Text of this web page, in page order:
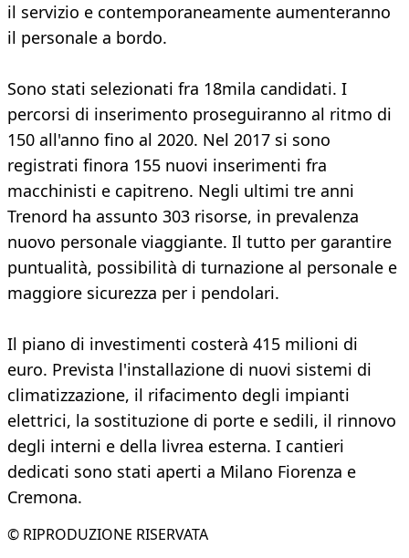
il servizio e contemporaneamente aumenteranno
il personale a bordo.
Sono stati selezionati fra 18mila candidati. I
percorsi di inserimento proseguiranno al ritmo di
150 all'anno fino al 2020. Nel 2017 si sono
registrati finora 155 nuovi inserimenti fra
macchinisti e capitreno. Negli ultimi tre anni
Trenord ha assunto 303 risorse, in prevalenza
nuovo personale viaggiante. Il tutto per garantire
puntualità, possibilità di turnazione al personale e
maggiore sicurezza per i pendolari.
Il piano di investimenti costerà 415 milioni di
euro. Prevista l'installazione di nuovi sistemi di
climatizzazione, il rifacimento degli impianti
elettrici, la sostituzione di porte e sedili, il rinnovo
degli interni e della livrea esterna. I cantieri
dedicati sono stati aperti a Milano Fiorenza e
Cremona.
© RIPRODUZIONE RISERVATA